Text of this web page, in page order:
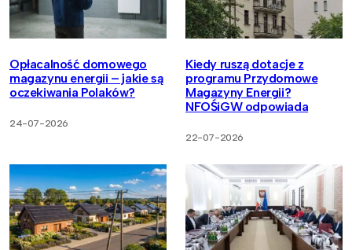
Opłacalność domowego
magazynu energii – jakie są
oczekiwania Polaków?
24-07-2026
Kiedy ruszą dotacje z
programu Przydomowe
Magazyny Energii?
NFOŚiGW odpowiada
22-07-2026